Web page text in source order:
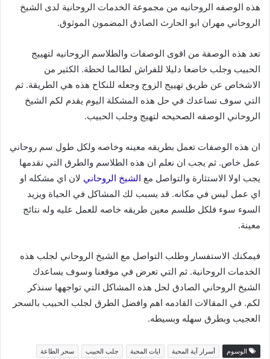
هذه الوصفه الروحانيه من مجموعة الخدمات الروحانية لدى الشيخ
الروحاني مهران ابو الحارث الصادق المضمون الموثوق.
تعد هذه الوصفة من اقوى الوصفات والطلاسم الروحانيه لتهييج
الحبيب وجلب خاضعا دليلا للفراش لطالما لحظة. الكثير من
الاشخاص عن طريق تهييج الزوج وجعله للنكاح هذه هي الطريقة. ثم
التي سوف تساعدك في حل هذه المشكلة اليوم يقدم لكم الشيخ
الروحاني الوصفه الصحيحه لتهيج وجلب الحبيب.
ان هذه الوصفات تعمل بطريقه معينه وخاصه ولكل طول سم روحاني
عمل خاص. ثم يجب ان نعلم ان هذه الطلاسم والطرق التي نقدمها
يجب اولا الاستثارة والتواصل مع الشيخ الروحاني لان اي مشكله او
اي عمل ليس في مكانه. قد يسبب لك المشاكل في الحياة ويزيد
السوء سوء فلكل طلسم معين طريقه خاصه للعمل عليه وله نتائج
معينة.
فيمكنك الاستفسار وطلب التواصل مع الشيخ الروحاني لجلب هذه
الخدمات الروحانية. ثم التي تعرض في موقعنا وسوف يساعدك
الشيخ الروحاني الصادق لحل هذه المشاكل التي تواجهها سنذكر
لكم. في المقالات القادمه اهم وافضل الطرق لجلب الحبيب بالسحر
العجيب وبطرق سهله وبسيطه.
الوسوم أسرار آية المحبة ايات المحبة جلب الحبيب
سحر الطاعة